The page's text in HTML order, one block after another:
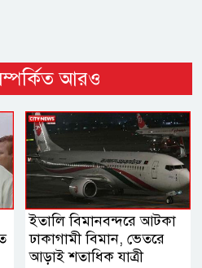
আরও
ইতালি বিমানবন্দরে আটকা
ঢাকাগামী বিমান, ভেতরে
আড়াই শতাধিক যাত্রী